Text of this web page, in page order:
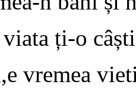
ți-o
vremea